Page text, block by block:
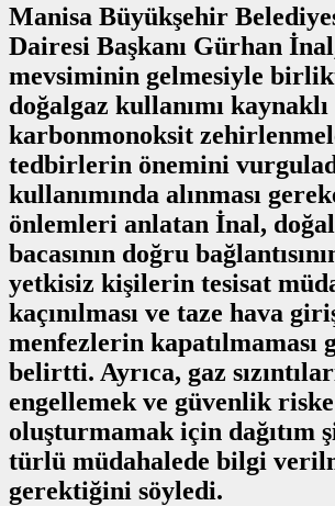
Manisa Büyükşehir
Dairesi Başkanı Gürhan
mevsiminin gelmesiyle
doğalgaz kullanımı kaynaklı
karbonmonoksit
tedbirlerin önemini
kullanımında alınması
önlemleri anlatan İnal,
bacasının doğru
yetkisiz kişilerin tesisat
kaçınılması ve taze hava
menfezlerin kapatılmaması
belirtti. Ayrıca, gaz
engellemek ve güvenlik riske
oluşturmamak için dağıtım
türlü müdahalede bilgi
gerektiğini söyledi.